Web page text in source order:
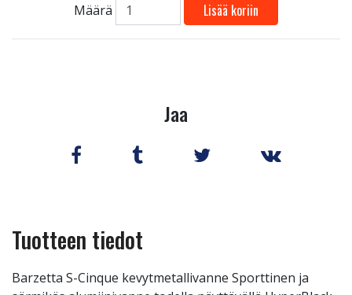
Määrä Lisää koriin
Jaa
Tuotteen tiedot
Barzetta S-Cinque kevytmetallivanne Sporttinen ja